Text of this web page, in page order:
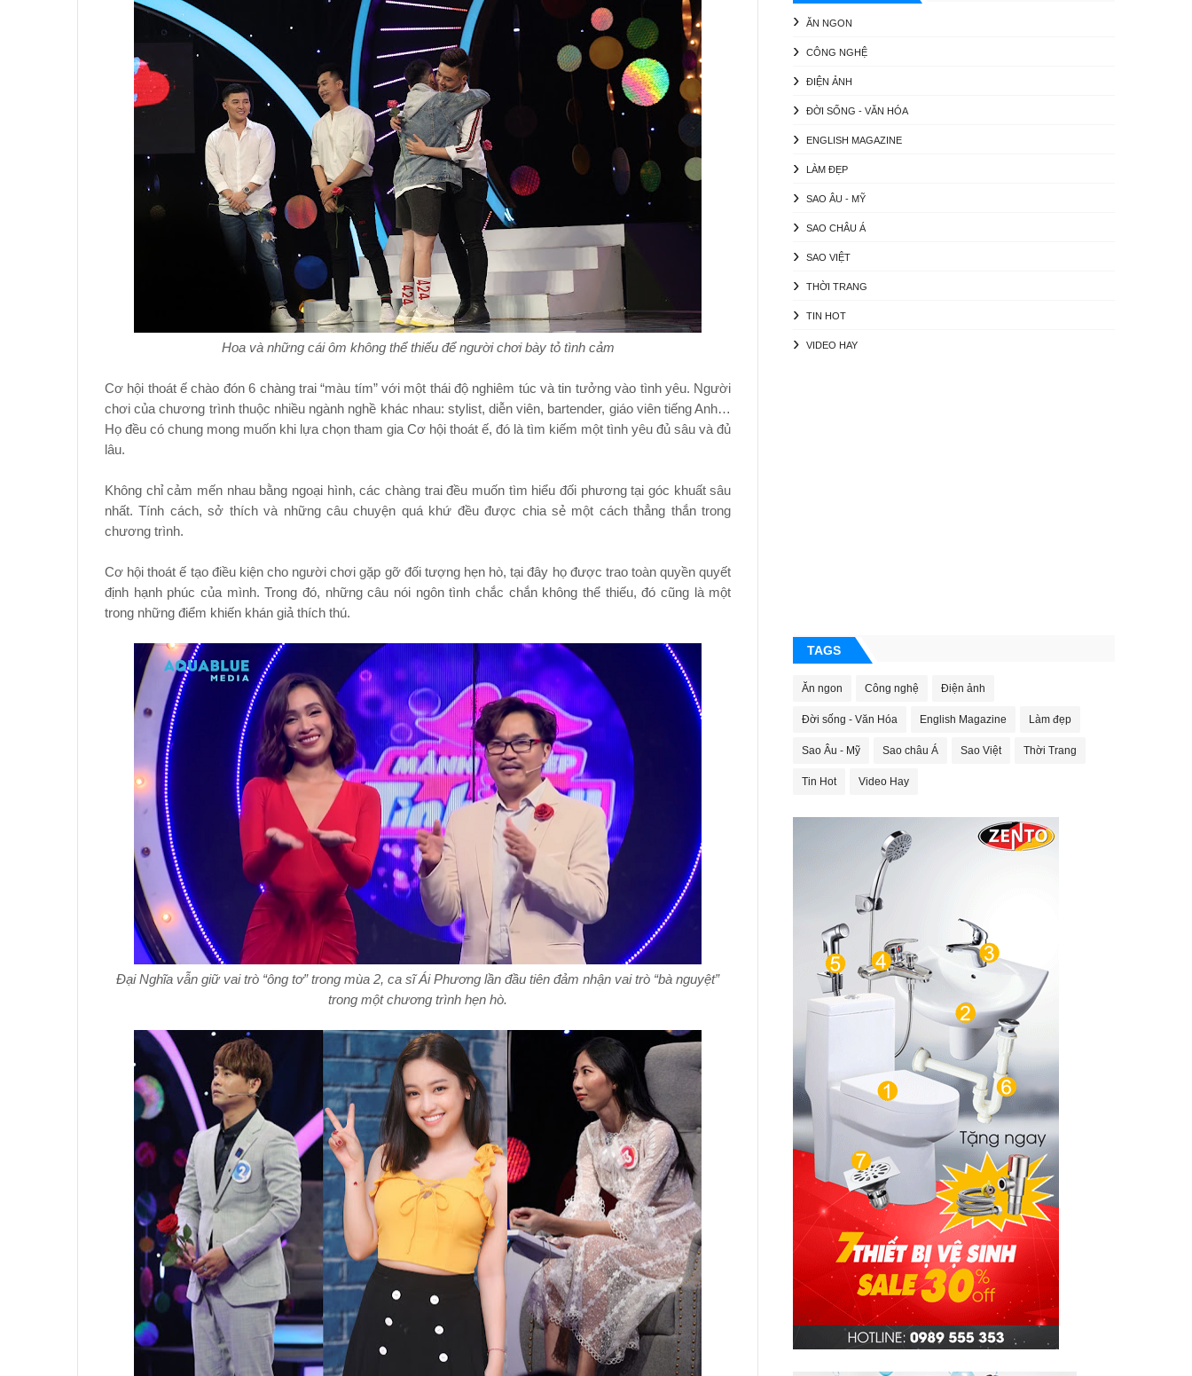
Hoa và những cái ôm không thể thiếu để người chơi bày tỏ tình cảm
Cơ hội thoát ế chào đón 6 chàng trai “màu tím” với một thái độ nghiêm túc và tin tưởng vào tình yêu. Người
chơi của chương trình thuộc nhiều ngành nghề khác nhau: stylist, diễn viên, bartender, giáo viên tiếng Anh…
Họ đều có chung mong muốn khi lựa chọn tham gia Cơ hội thoát ế, đó là tìm kiếm một tình yêu đủ sâu và đủ
lâu.
Không chỉ cảm mến nhau bằng ngoại hình, các chàng trai đều muốn tìm hiểu đối phương tại góc khuất sâu
nhất. Tính cách, sở thích và những câu chuyện quá khứ đều được chia sẻ một cách thẳng thắn trong
chương trình.
Cơ hội thoát ế tạo điều kiện cho người chơi gặp gỡ đối tượng hẹn hò, tại đây họ được trao toàn quyền quyết
định hạnh phúc của mình. Trong đó, những câu nói ngôn tình chắc chắn không thể thiếu, đó cũng là một
trong những điểm khiến khán giả thích thú.
Đại Nghĩa vẫn giữ vai trò “ông tơ” trong mùa 2, ca sĩ Ái Phương lần đầu tiên đảm nhận vai trò “bà nguyệt”
trong một chương trình hẹn hò.
ĂN NGON
CÔNG NGHỆ
ĐIỆN ẢNH
ĐỜI SỐNG - VĂN HÓA
ENGLISH MAGAZINE
LÀM ĐẸP
SAO ÂU - MỸ
SAO CHÂU Á
SAO VIỆT
THỜI TRANG
TIN HOT
VIDEO HAY
TAGS
Ăn ngon Công nghệ Điện ảnh
Đời sống - Văn Hóa English Magazine Làm đẹp
Sao Âu - Mỹ Sao châu Á Sao Việt Thời Trang
Tin Hot Video Hay